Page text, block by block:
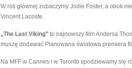
W roli głównej zobaczymy Jodie Foster, a obok
Vincent Lacoste.
„The Last Viking” to najnowszy film Andersa
muszę dodawać Planowana światowa premiera
Na MFF w Cannes i w Toronto spodziewamy się